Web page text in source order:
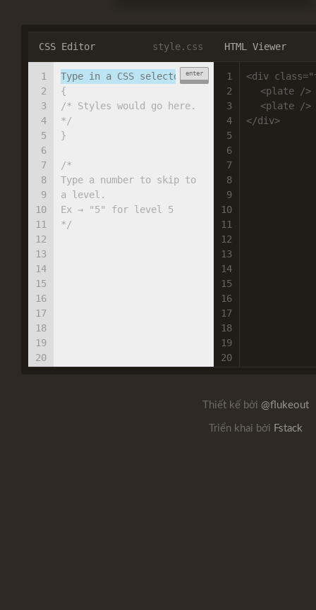
style.css
CSS Editor
1
2
3
4
5
6
7
8
9
10
11
12
13
14
15
16
17
18
19
20
enter
{
/* Styles would go here.
*/
}
/*
Type a number to skip to
a level.
Ex → "5" for level 5
*/
HTML Viewer
1
2
3
4
5
6
7
8
9
10
11
12
13
14
15
16
17
18
19
20
<div
<plate />
<plate />
</div>
Thiết kế bởi @flukeout
Triển khai bởi Fstack